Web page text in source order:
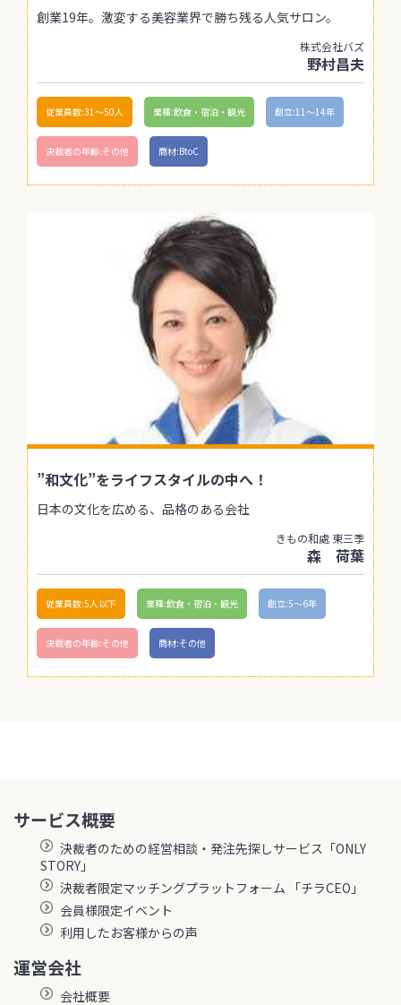
創業19年。激変する美容業界で勝ち残る人気サロン。
株式会社バズ
野村昌夫
従業員数:31〜50人 業種:飲食・宿泊・観光 創立:11〜14年
決裁者の年齢:その他 商材:BtoC
”和文化”をライフスタイルの中へ！
日本の文化を広める、品格のある会社
きもの和處 東三季
森 荷葉
従業員数:5人以下 業種:飲食・宿泊・観光 創立:5〜6年
決裁者の年齢:その他 商材:その他
サービス概要
決裁者のための経営相談・発注先探しサービス「ONLY
STORY」
決裁者限定マッチングプラットフォーム 「チラCEO」
会員様限定イベント
利用したお客様からの声
運営会社
会社概要